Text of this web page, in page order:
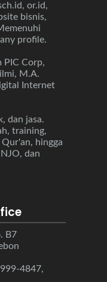
or.id,
bisnis,
profile.
PIC Corp,
M.A.
Internet
dan jasa.
training,
hingga
dan
B7
4847,